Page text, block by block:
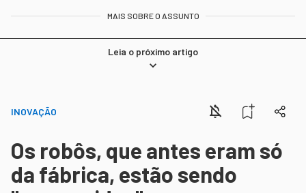
MAIS SOBRE O ASSUNTO
Leia o próximo artigo
INOVAÇÃO
Os robôs, que antes eram só
da fábrica, estão sendo